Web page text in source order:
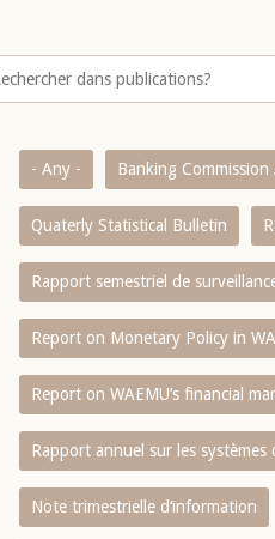
- Any - Banking
Quaterly Statistical Bulletin
Rapport semestriel de
Report on Monetary Policy in
Report on WAEMU’s financial
Rapport annuel sur les systèmes
Note trimestrielle d‘information